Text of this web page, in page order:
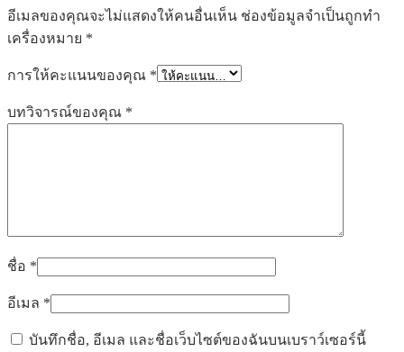
อีเมลของคุณจะไม่แสดงให้คนอื่นเห็น ช่องข้อมูลจำเป็นถูกทำ
เครื่องหมาย *
การให้คะแนนของคุณ *
บทวิจารณ์ของคุณ *
ชื่อ *
อีเมล *
บันทึกชื่อ, อีเมล และชื่อเว็บไซต์ของฉันบนเบราว์เซอร์นี้